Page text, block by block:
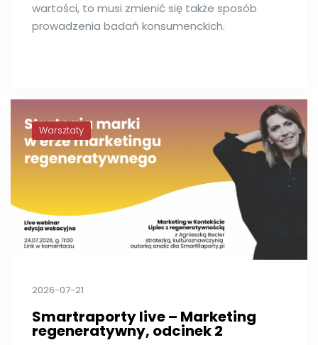
wartości, to musi zmienić się także sposób
prowadzenia badań konsumenckich.
Warsztaty
2026-07-21
Smartraporty live – Marketing
regeneratywny, odcinek 2